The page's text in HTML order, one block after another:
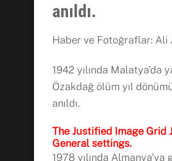
anıldı.
Haber ve Fotoğraflar: Ali
1942 yılında
Özakdağ ölüm yıl
anıldı.
The Justified Image Grid
General settings.
1978 yılında Almanya’ya